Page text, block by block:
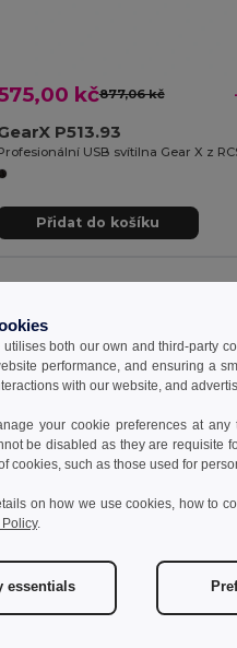
kč877,06 kč
P513.93
Přidat do košíku
436,80 kč
P518.05
utilises both our own and third-party
performance, and ensuring a
with our website, and
your cookie preferences at
be disabled as they are requisite
cookies, such as those used for
on how we use cookies, how to
.
essentials